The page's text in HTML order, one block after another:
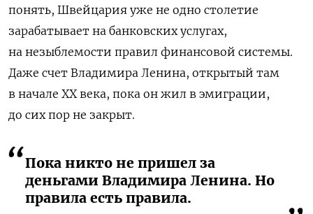
понять, Швейцария уже не одно столетие
зарабатывает на банковских услугах,
на незыблемости правил финансовой системы.
Даже счет Владимира Ленина, открытый там
в начале XX века, пока он жил в эмиграции,
до сих пор не закрыт.
Пока никто не пришел за
деньгами Владимира Ленина. Но
правила есть правила.